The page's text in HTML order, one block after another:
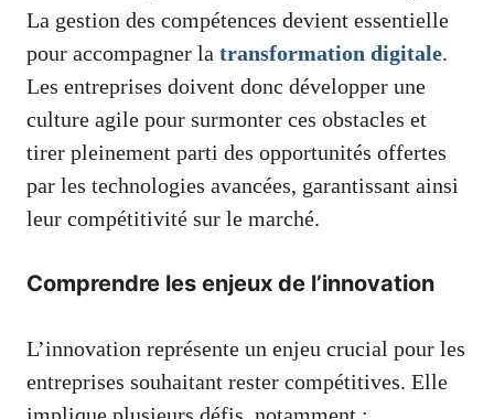
La gestion des compétences devient essentielle
pour accompagner la transformation digitale.
Les entreprises doivent donc développer une
culture agile pour surmonter ces obstacles et
tirer pleinement parti des opportunités offertes
par les technologies avancées, garantissant ainsi
leur compétitivité sur le marché.
Comprendre les enjeux de l’innovation
L’innovation représente un enjeu crucial pour les
entreprises souhaitant rester compétitives. Elle